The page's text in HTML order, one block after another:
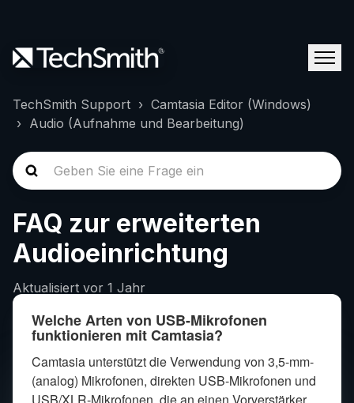
TechSmith Support
Camtasia Editor (Windows)
Audio (Aufnahme und Bearbeitung)
FAQ zur erweiterten
Audioeinrichtung
Aktualisiert vor 1 Jahr
Welche Arten von USB-Mikrofonen
funktionieren mit Camtasia?
Camtasia unterstützt die Verwendung von 3,5-mm-
(analog) Mikrofonen, direkten USB-Mikrofonen und